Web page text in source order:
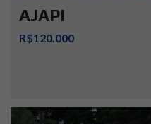
AJAPI
R$120.000